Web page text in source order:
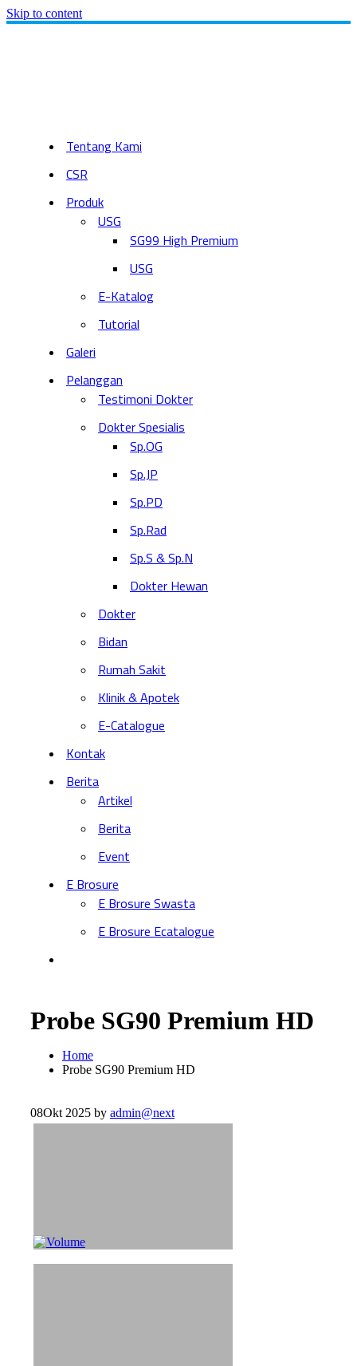
Skip to content
Tentang Kami
CSR
Produk
USG
SG99 High Premium
USG
E-Katalog
Tutorial
Galeri
Pelanggan
Testimoni Dokter
Dokter Spesialis
Sp.OG
Sp.JP
Sp.PD
Sp.Rad
Sp.S & Sp.N
Dokter Hewan
Dokter
Bidan
Rumah Sakit
Klinik & Apotek
E-Catalogue
Kontak
Berita
Artikel
Berita
Event
E Brosure
E Brosure Swasta
E Brosure Ecatalogue
Probe SG90 Premium HD
Home
Probe SG90 Premium HD
08Okt 2025 by admin@next